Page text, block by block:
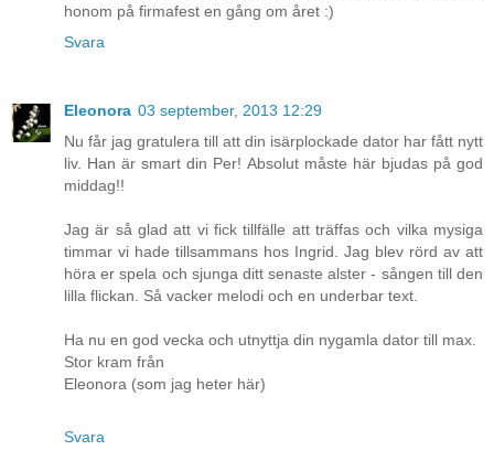
honom på firmafest en gång om året :)
Svara
Eleonora 03 september, 2013 12:29
Nu får jag gratulera till att din isärplockade dator har fått nytt
liv. Han är smart din Per! Absolut måste här bjudas på god
middag!!
Jag är så glad att vi fick tillfälle att träffas och vilka mysiga
timmar vi hade tillsammans hos Ingrid. Jag blev rörd av att
höra er spela och sjunga ditt senaste alster - sången till den
lilla flickan. Så vacker melodi och en underbar text.
Ha nu en god vecka och utnyttja din nygamla dator till max.
Stor kram från
Eleonora (som jag heter här)
Svara